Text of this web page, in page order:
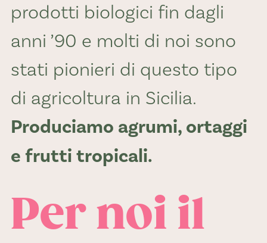
prodotti biologici fin dagli
anni ’90 e molti di noi sono
stati pionieri di questo tipo
di agricoltura in Sicilia.
Produciamo agrumi, ortaggi
e frutti tropicali.
Per noi il